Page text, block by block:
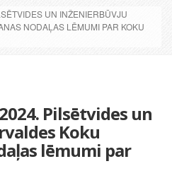
UN INŽENIERBŪVJU
NODAĻAS LĒMUMI PAR KOKU
Pilsētvides un
Koku
lēmumi par